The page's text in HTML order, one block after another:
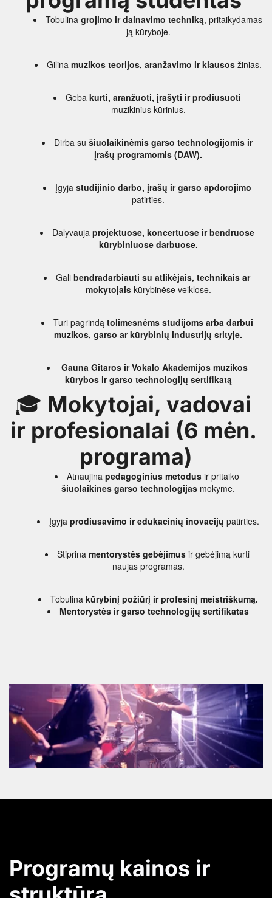
Tobulina grojimo ir dainavimo techniką, pritaikydamas
ją kūryboje.
Gilina muzikos teorijos, aranžavimo ir klausos žinias.
Geba kurti, aranžuoti, įrašyti ir prodiusuoti
muzikinius kūrinius.
Dirba su šiuolaikinėmis garso technologijomis ir
įrašų programomis (DAW).
Įgyja studijinio darbo, įrašų ir garso apdorojimo
patirties.
Dalyvauja projektuose, koncertuose ir bendruose
kūrybiniuose darbuose.
Gali bendradarbiauti su atlikėjais, technikais ar
mokytojais kūrybinėse veiklose.
Turi pagrindą tolimesnėms studijoms arba darbui
muzikos, garso ar kūrybinių industrijų srityje.
Gauna Gitaros ir Vokalo Akademijos muzikos
kūrybos ir garso technologijų sertifikatą
🎓 Mokytojai, vadovai
ir profesionalai (6 mėn.
programa)
Atnaujina pedagoginius metodus
šiuolaikines garso technologijas mokyme.
Įgyja prodiusavimo ir edukacinių inovacijų patirties.
Stiprina mentorystės gebėjimus ir gebėjimą kurti
naujas programas.
Tobulina kūrybinį požiūrį ir profesinį meistriškumą.
Mentorystės ir garso technologijų sertifikatas
Programų kainos ir